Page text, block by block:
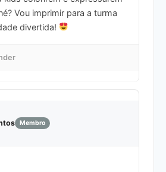
Vou imprimir para a turma
divertida!
Membro